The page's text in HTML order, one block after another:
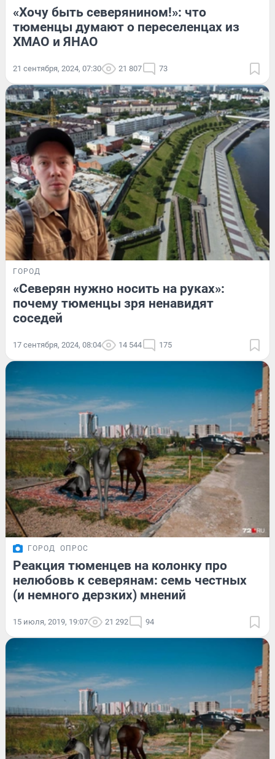
«Хочу быть северянином!»: что
тюменцы думают о переселенцах из
ХМАО и ЯНАО
21 сентября, 2024, 07:30 21 807 73
ГОРОД
«Северян нужно носить на руках»:
почему тюменцы зря ненавидят
соседей
17 сентября, 2024, 08:04 14 544 175
ГОРОД ОПРОС
Реакция тюменцев на колонку про
нелюбовь к северянам: семь честных
(и немного дерзких) мнений
15 июля, 2019, 19:07 21 292 94